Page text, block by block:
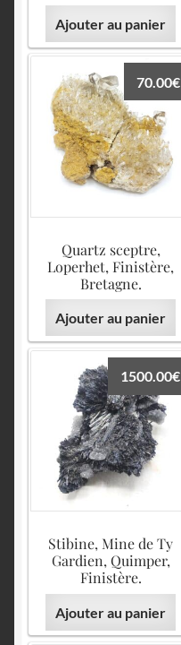
Ajouter au panier
Quartz sceptre,
Loperhet, Finistère,
Bretagne.
70.00€
Ajouter au panier
Stibine, Mine de Ty
Gardien, Quimper,
Finistère.
1500.00€
Ajouter au panier